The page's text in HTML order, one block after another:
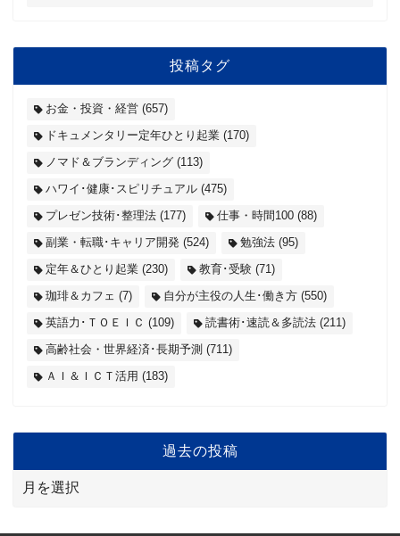
投稿タグ
お金・投資・経営 (657)
ドキュメンタリー定年ひとり起業 (170)
ノマド＆ブランディング (113)
ハワイ･健康･スピリチュアル (475)
プレゼン技術･整理法 (177) 仕事・時間100 (88)
副業・転職･キャリア開発 (524) 勉強法 (95)
定年＆ひとり起業 (230) 教育･受験 (71)
珈琲＆カフェ (7) 自分が主役の人生･働き方 (550)
英語力･ＴＯＥＩＣ (109) 読書術･速読＆多読法 (211)
高齢社会・世界経済･長期予測 (711)
ＡＩ＆ＩＣＴ活用 (183)
過去の投稿